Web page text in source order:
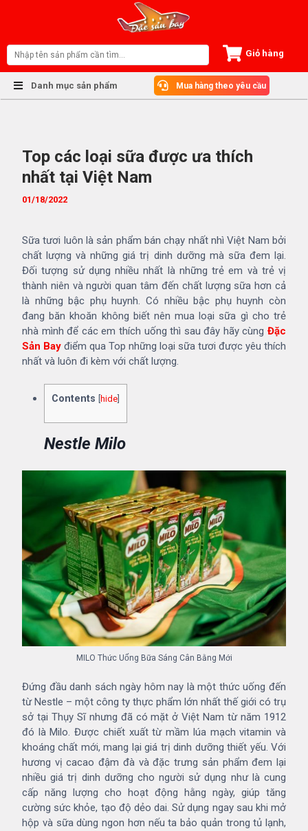
c
Giỏ hàng
Danh mục sản phẩm Mua hàng theo yêu cầu
Top các loại sữa được ưa thích
nhất tại Việt Nam
01/18/2022
Sữa tươi luôn là sản phẩm bán chạy nhất nhì Việt Nam bởi
chất lượng và những giá trị dinh dưỡng mà sữa đem lại.
Đối tượng sử dụng nhiều nhất là những trẻ em và trẻ vị
thành niên và người quan tâm đến chất lượng sữa hơn cả
là những bậc phụ huynh. Có nhiều bậc phụ huynh còn
đang băn khoăn không biết nên mua loại sữa gì cho trẻ
nhà mình để các em thích uống thì sau đây hãy cùng Đặc
Sản Bay điểm qua Top những loại sữa tươi được yêu thích
nhất và luôn đi kèm với chất lượng.
Contents hide
Nestle Milo
MILO Thức Uống Bữa Sáng Cân Bằng Mới
Đứng đầu danh sách ngày hôm nay là một thức uống đến
từNestle – một công ty thực phẩm lớn nhất thế giới có trụ
sở tại Thụy Sĩ nhưng đã có mặt ở Việt Nam từ năm 1912
đó là Milo. Được chiết xuất từ mầm lúa mạch vitamin và
khoáng chất mới, mang lại giá trị dinh dưỡng thiết yếu. Với
hương vị cacao đậm đà và đặc trưng sản phẩm đem lại
nhiều giá trị dinh dưỡng cho người sử dụng như là cung
cấp năng lượng cho hoạt động hằng ngày, giúp tăng
cường sức khỏe, tạo độ dẻo dai. Sử dụng ngay sau khi mở
hộp và sữa dùng ngon hơn nếu ta bảo quản trong tủ lạnh,